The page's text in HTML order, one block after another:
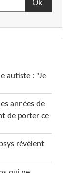
autiste : "Je
années de
de porter ce
révèlent